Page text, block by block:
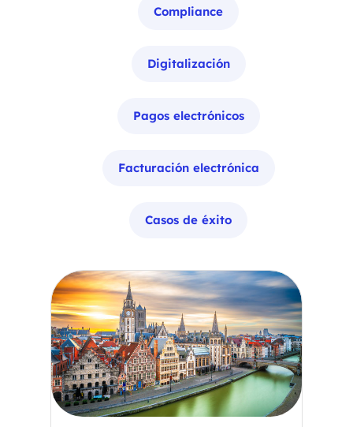
Compliance
Digitalización
Pagos electrónicos
Facturación electrónica
Casos de éxito